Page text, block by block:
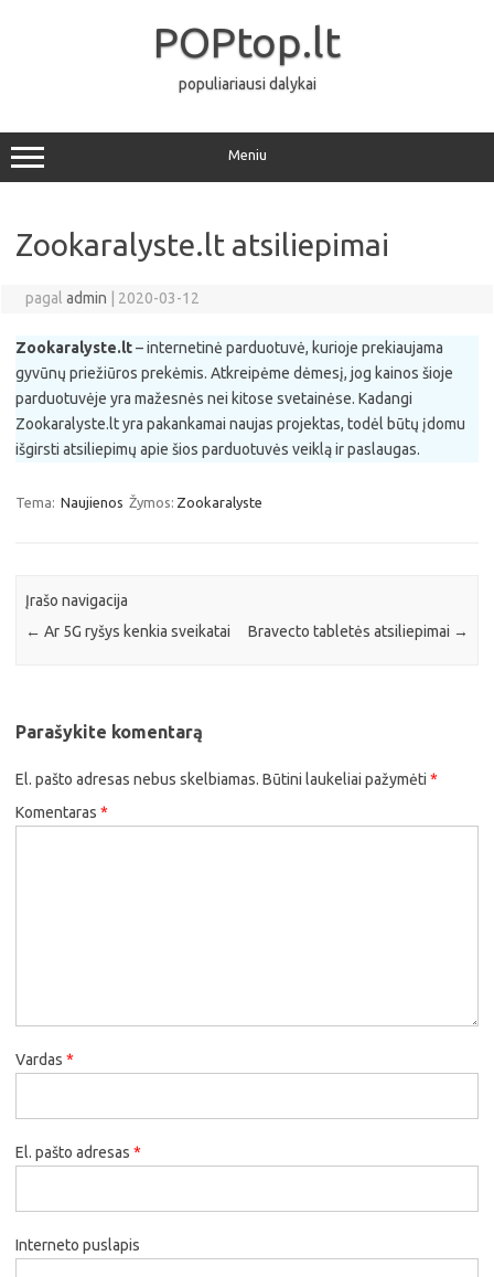
POPtop.lt
populiariausi dalykai
Meniu
Zookaralyste.lt atsiliepimai
pagal admin 2020-03-12
Zookaralyste.lt– internetinė parduotuvė, kurioje prekiaujama
gyvūnų priežiūros prekėmis. Atkreipėme dėmesį, jog kainos šioje
parduotuvėje yra mažesnės nei kitose svetainėse. Kadangi
Zookaralyste.lt yra pakankamai naujas projektas, todėl būtų įdomu
išgirsti atsiliepimų apie šios parduotuvės veiklą ir paslaugas.
Tema: Naujienos Žymos: Zookaralyste
Įrašo navigacija
← Ar 5G ryšys kenkia sveikatai Bravecto tabletės atsiliepimai →
Parašykite komentarą
El. pašto adresas nebus skelbiamas. Būtini laukeliai pažymėti *
Komentaras *
Vardas *
El. pašto adresas *
Interneto puslapis